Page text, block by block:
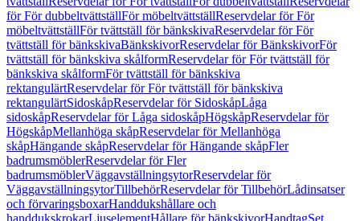
för För dubbeltvättställFör möbeltvättställReservdelar för För
möbeltvättställFör tvättställ för bänkskivaReservdelar för För
tvättställ för bänkskivaBänkskivorReservdelar för BänkskivorFör
tvättställ för bänkskiva skålformReservdelar för För tvättställ för
bänkskiva skålformFör tvättställ för bänkskiva
rektangulärtReservdelar för För tvättställ för bänkskiva
rektangulärtSidoskåpReservdelar för SidoskåpLåga
sidoskåpReservdelar för Låga sidoskåpHögskåpReservdelar för
HögskåpMellanhöga skåpReservdelar för Mellanhöga
skåpHängande skåpReservdelar för Hängande skåpFler
badrumsmöblerReservdelar för Fler
badrumsmöblerVäggavställningsytorReservdelar för
VäggavställningsytorTillbehörReservdelar för TillbehörLådinsatser
och förvaringsboxarHanddukshållare och
handdukskrokarLjuselementHållare för bänkskivorHandtagSet